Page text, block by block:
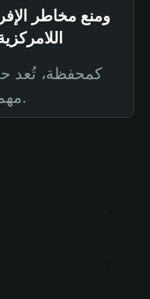
ومنع مخاطر
كمحفظة، تُعد
مهمتنا الأساسية.